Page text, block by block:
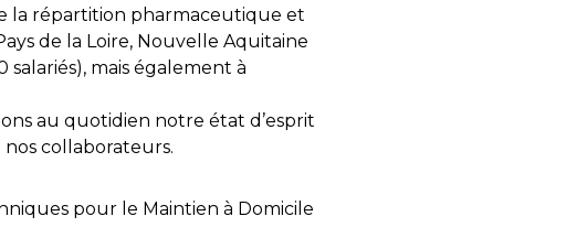
la répartition pharmaceutique et
de la Loire, Nouvelle Aquitaine
mais également à
au quotidien notre état d’esprit
collaborateurs.
pour le Maintien à Domicile